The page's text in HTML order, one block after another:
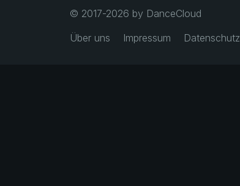
© 2017-2026 by DanceCloud
Über uns
Impressum Datenschutz